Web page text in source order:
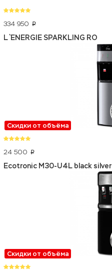
334 950 p
L`ENERGIE SPARKLING RO
Скидки от объёма
24 500 p
Ecotronic M30-U4L black silver
Скидки от объёма